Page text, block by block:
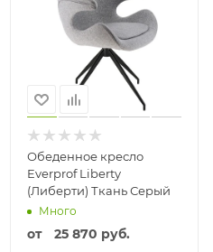
Обеденное кресло
Everprof Liberty
(Либерти) Ткань Серый
Много
от 25 870 руб.